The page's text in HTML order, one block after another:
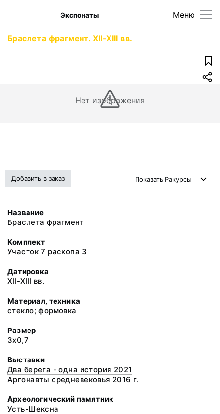
Меню
Экспонаты
Браслета фрагмент. XII-XIII вв.
Нет изображения
Добавить в заказ Показать Ракурсы
Название
Браслета фрагмент
Комплект
Участок 7 раскопа 3
Датировка
XII-XIII вв.
Материал, техника
стекло; формовка
Размер
3х0,7
Выставки
Два берега - одна история 2021
Аргонавты средневековья 2016 г.
Археологический памятник
Усть-Шексна